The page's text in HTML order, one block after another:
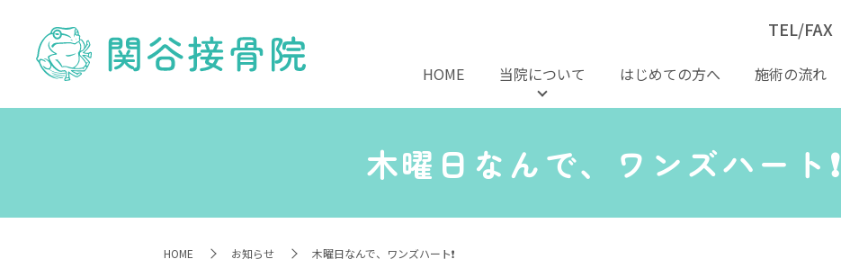
TEL/FAX
HOME 当院について はじめての方へ 施術の流れ
木曜日なんで、ワンズハート❗️
HOME お知らせ 木曜日なんで、ワンズハート❗️